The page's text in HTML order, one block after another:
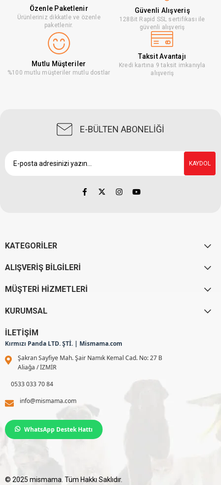
Özenle Paketlenir
Ürünleriniz dikkatle ve özenle
paketlenir.
Güvenli Alışveriş
128Bit Rapid SSL sertifikası ile
güvenli alışveriş
Mutlu Müşteriler
%100 mutlu müşteriler mutlu dostlar
Taksit Avantajı
Kredi kartına 9 taksit imkanıyla
alışveriş
E-BÜLTEN ABONELİĞİ
KAYDOL
KATEGORİLER
ALIŞVERİŞ BİLGİLERİ
MÜŞTERİ HİZMETLERİ
KURUMSAL
İLETİŞİM
Kırmızı Panda LTD. ŞTİ. | Mismama.com
Şakran Sayfiye Mah. Şair Namık Kemal Cad. No: 27 B
Aliağa / İZMİR
0533 033 70 84
info@mismama.com
WhatsApp Destek Hattı
© 2025 mismama. Tüm Hakkı Saklıdır.